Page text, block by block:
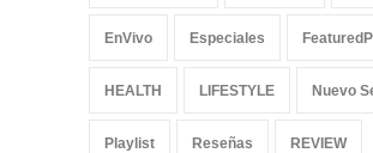
EnVivo Especiales
HEALTH LIFESTYLE Nuevo
Playlist Reseñas REVIEW